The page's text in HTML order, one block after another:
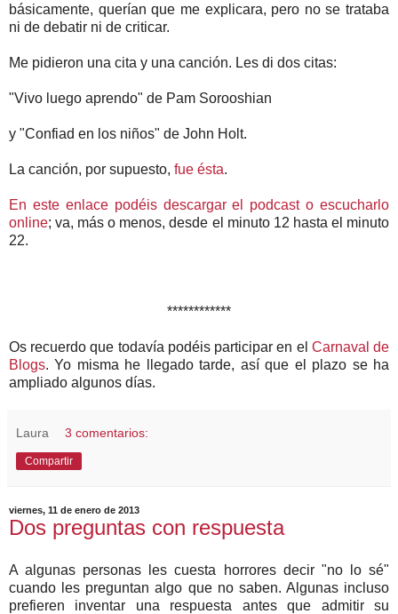
básicamente, querían que me explicara, pero no se trataba
ni de debatir ni de criticar.
Me pidieron una cita y una canción. Les di dos citas:
"Vivo luego aprendo" de Pam Sorooshian
y "Confiad en los niños" de John Holt.
La canción, por supuesto, fue ésta.
En este enlace podéis descargar el podcast o escucharlo
online; va, más o menos, desde el minuto 12 hasta el minuto
22.
************
Os recuerdo que todavía podéis participar en el Carnaval de
Blogs. Yo misma he llegado tarde, así que el plazo se ha
ampliado algunos días.
Laura 3 comentarios:
Compartir
viernes, 11 de enero de 2013
Dos preguntas con respuesta
A algunas personas les cuesta horrores decir "no lo sé"
cuando les preguntan algo que no saben. Algunas incluso
prefieren inventar una respuesta antes que admitir su